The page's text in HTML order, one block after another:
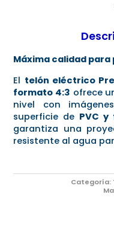
Máxima calidad
El telón eléctrico
formato 4:3 ofrece
nivel con
superficie de PVC
garantiza una
resistente al agua
Categoría: